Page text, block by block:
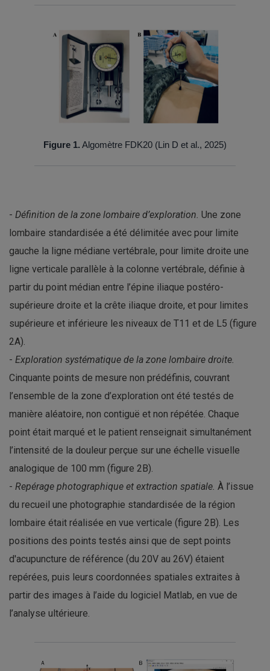
Figure 1. Algomètre FDK20 (Lin D et al., 2025)
- Définition de la zone lombaire d’exploration. Une zone
lombaire standardisée a été délimitée avec pour limite
gauche la ligne médiane vertébrale, pour limite droite une
ligne verticale parallèle à la colonne vertébrale, définie à
partir du point médian entre l’épine iliaque postéro-
supérieure droite et la crête iliaque droite, et pour limites
supérieure et inférieure les niveaux de T11 et de L5 (figure
2A).
- Exploration systématique de la zone lombaire droite.
Cinquante points de mesure non prédéfinis, couvrant
l’ensemble de la zone d’exploration ont été testés de
manière aléatoire, non contiguë et non répétée. Chaque
point était marqué et le patient renseignait simultanément
l’intensité de la douleur perçue sur une échelle visuelle
analogique de 100 mm (figure 2B).
- Repérage photographique et extraction spatiale. À l’issue
du recueil une photographie standardisée de la région
lombaire était réalisée en vue verticale (figure 2B). Les
positions des points testés ainsi que de sept points
d'acupuncture de référence (du 20V au 26V) étaient
repérées, puis leurs coordonnées spatiales extraites à
partir des images à l’aide du logiciel Matlab, en vue de
l’analyse ultérieure.